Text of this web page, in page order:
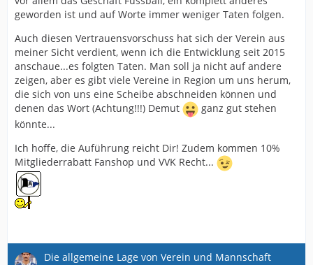
geworden ist und auf Worte immer weniger Taten folgen.
Auch diesen Vertrauensvorschuss hat sich der Verein aus
meiner Sicht verdient, wenn ich die Entwicklung seit 2015
anschaue...es folgten Taten. Man soll ja nicht auf andere
zeigen, aber es gibt viele Vereine in Region um uns herum,
die sich von uns eine Scheibe abschneiden können und
denen das Wort (Achtung!!!) Demut
ganz gut stehen
könnte...
Ich hoffe, die Auführung reicht Dir! Zudem kommen 10%
Mitgliederrabatt Fanshop und VVK Recht...
Die allgemeine Lage von Verein und Mannschaft